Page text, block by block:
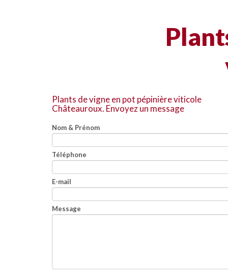
Plants de vigne en pot pépinière viticole
Châteauroux. Envoyez un message
Nom & Prénom
Téléphone
E-mail
Message